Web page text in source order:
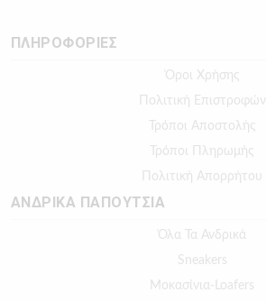
ΠΛΗΡΟΦΟΡΙΕΣ
Όροι Χρήσης
Πολιτική Επιστροφών
Τρόποι Αποστολής
Τρόποι Πληρωμής
Πολιτική Απορρήτου
ΑΝΔΡΙΚΑ ΠΑΠΟΥΤΣΙΑ
Όλα Τα Ανδρικά
Sneakers
Μοκασίνια-Loafers